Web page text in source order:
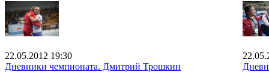
22.05.2012 19:30
Дневники чемпионата. Дмитрий Трошкин